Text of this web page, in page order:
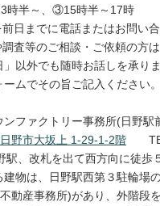
時半～、③15時半～17時
日までに電話またはお問い
査等のご相談・ご依頼の方は
」以外でも随時お話しを承りま
ムでその旨ご記入ください。
ンファクトリー事務所(日野駅
野市大坂上 1-29-1-2階 TEL
駅、改札を出て西方向に徒歩
建物は、日野駅西第３駐輪場
動産事務所)があり、外階段